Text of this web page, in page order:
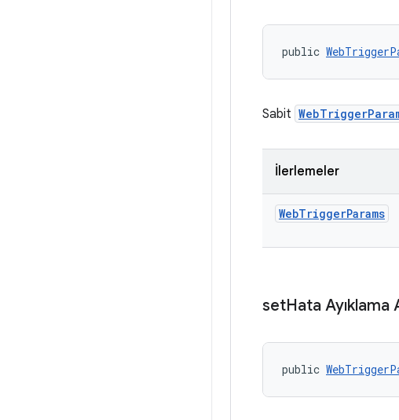
public
Sabit
İlerlemeler
WebTriggerParams
setHata Ayıklama
public